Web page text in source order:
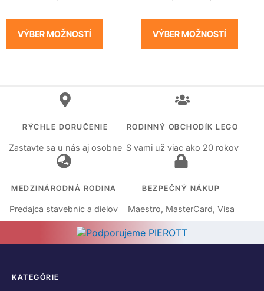
VÝBER MOŽNOSTÍ VÝBER MOŽNOSTÍ
RÝCHLE DORUČENIE
Zastavte sa u nás aj osobne
RODINNÝ OBCHODÍK LEGO
S vami už viac ako 20 rokov
MEDZINÁRODNÁ RODINA
Predajca stavebníc a dielov
BEZPEČNÝ NÁKUP
Maestro, MasterCard, Visa
KATEGÓRIE